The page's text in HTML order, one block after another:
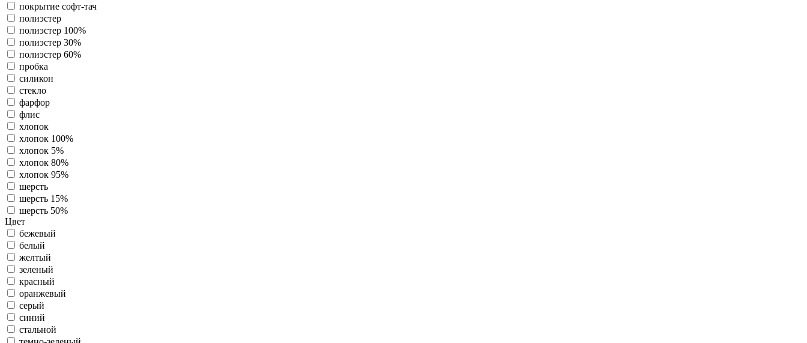
покрытие софт-тач
полиэстер
полиэстер 100%
полиэстер 30%
полиэстер 60%
пробка
силикон
стекло
фарфор
флис
хлопок
хлопок 100%
хлопок 5%
хлопок 80%
хлопок 95%
шерсть
шерсть 15%
шерсть 50%
Цвет
бежевый
белый
желтый
зеленый
красный
оранжевый
серый
синий
стальной